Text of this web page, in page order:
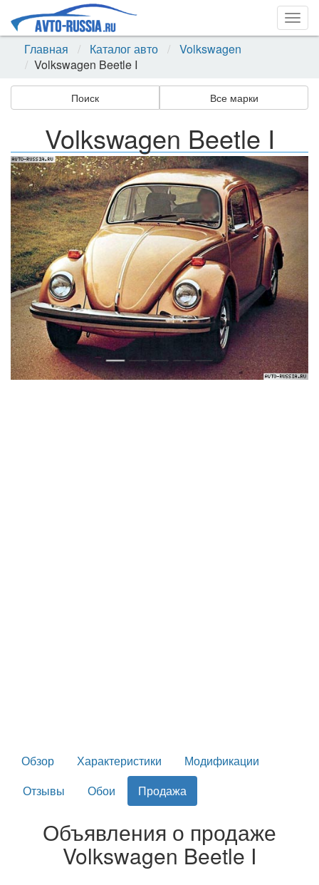
Главная
Каталог авто
Volkswagen
Volkswagen Beetle I
Поиск Все марки
Volkswagen Beetle I
Назад
Обзор Характеристики
Модификации
Отзывы
Обои Продажа
Объявления о продаже
Volkswagen Beetle I